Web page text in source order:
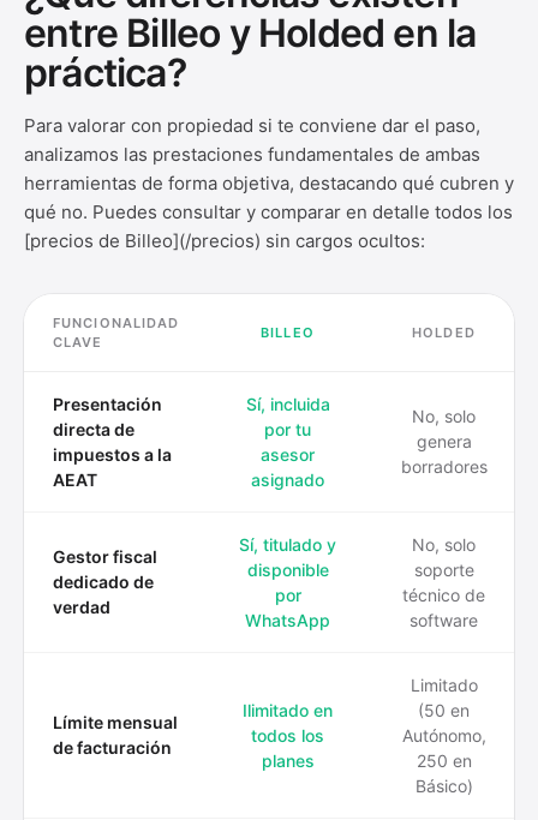
entre Billeo y Holded en la
práctica?
Para valorar con propiedad si te conviene dar el paso,
analizamos las prestaciones fundamentales de ambas
herramientas de forma objetiva, destacando qué cubren y
qué no. Puedes consultar y comparar en detalle todos los
[precios de Billeo](/precios) sin cargos ocultos:
FUNCIONALIDAD
CLAVE
BILLEO HOLDED
Presentación
directa de
impuestos a la
AEAT
Sí, incluida
por tu
asesor
asignado
No, solo
genera
borradores
Gestor fiscal
dedicado de
verdad
Sí, titulado y
disponible
por
WhatsApp
No, solo
soporte
técnico de
software
Límite mensual
de facturación
Ilimitado en
todos los
planes
Limitado
(50 en
Autónomo,
250 en
Básico)